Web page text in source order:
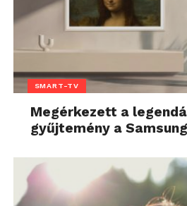
SMART-TV
Megérkezett a
gyűjtemény a